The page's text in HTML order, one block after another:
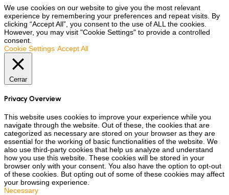
We use cookies on our website to give you the most relevant
experience by remembering your preferences and repeat visits. By
clicking “Accept All”, you consent to the use of ALL the cookies.
However, you may visit "Cookie Settings" to provide a controlled
consent.
Cookie Settings Accept All
Cerrar
Privacy Overview
This website uses cookies to improve your experience while you
navigate through the website. Out of these, the cookies that are
categorized as necessary are stored on your browser as they are
essential for the working of basic functionalities of the website. We
also use third-party cookies that help us analyze and understand
how you use this website. These cookies will be stored in your
browser only with your consent. You also have the option to opt-out
of these cookies. But opting out of some of these cookies may affect
your browsing experience.
Necessary